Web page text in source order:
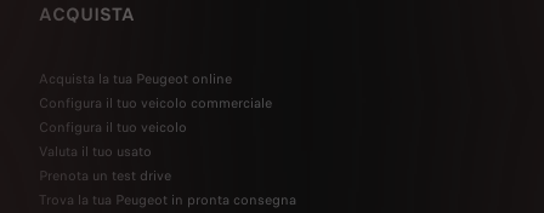
ACQUISTA
Acquista la tua Peugeot online
Configura il tuo veicolo commerciale
Configura il tuo veicolo
Valuta il tuo usato
Prenota un test drive
Trova la tua Peugeot in pronta consegna